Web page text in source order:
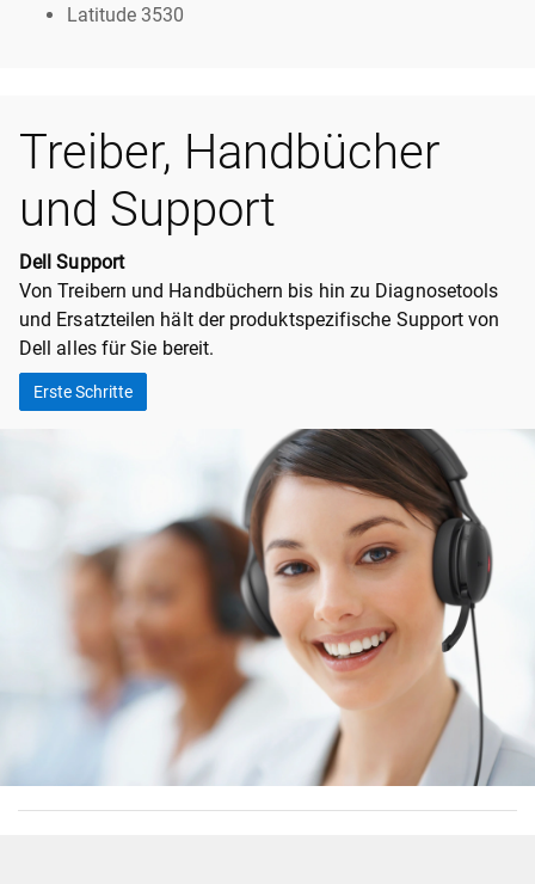
Latitude 3530
Treiber, Handbücher
und Support
Dell Support
Von Treibern und Handbüchern bis hin zu Diagnosetools
und Ersatzteilen hält der produktspezifische Support von
Dell alles für Sie bereit.
Erste Schritte